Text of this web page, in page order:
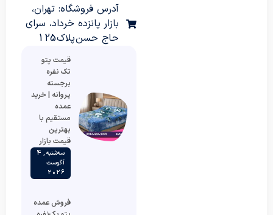
آدرس فروشگاه: تهران،
بازار پانزده خرداد، سرای
حاج حسن پلاک 125
قیمت پتو
تک نفره
برجسته
پروانه | خرید
عمده
مستقیم با
بهترین
قیمت بازار
سه‌شنبه , 4
آگوست
2026
فروش عمده